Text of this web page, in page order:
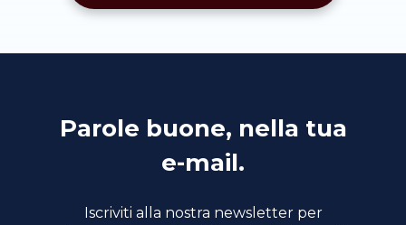
Parole buone, nella tua
e-mail.
Iscriviti alla nostra newsletter per